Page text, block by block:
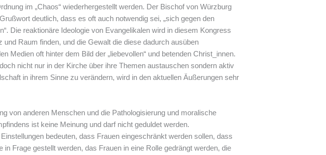
im „Chaos“ wiederhergestellt werden. Der Bischof von Würzburg
deutlich, dass es oft auch notwendig sei, „sich gegen den
Die reaktionäre Ideologie von Evangelikalen wird in diesem Kongress
und Raum finden, und die Gewalt die diese dadurch ausüben
Medien oft hinter dem Bild der „liebevollen“ und betenden Christ_innen.
nicht nur in der Kirche über ihre Themen austauschen sondern aktiv
in ihrem Sinne zu verändern, wird in den aktuellen Äußerungen sehr
von anderen Menschen und die Pathologisierung und moralische
ist keine Meinung und darf nicht geduldet werden.
bedeuten, dass Frauen eingeschränkt werden sollen, dass
in Frage gestellt werden, das Frauen in eine Rolle gedrängt werden, die